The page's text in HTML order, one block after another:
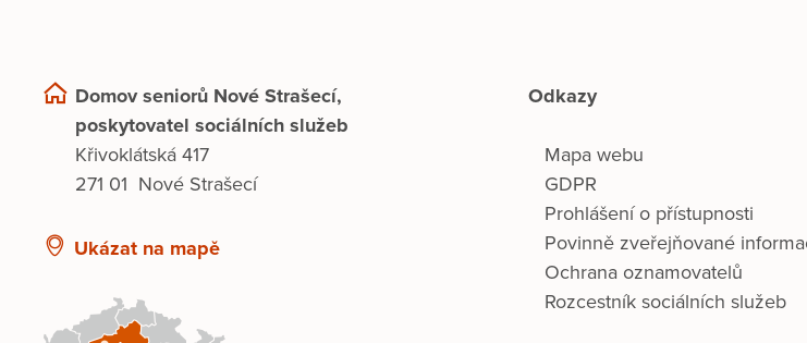
Domov seniorů Nové Strašecí,
poskytovatel sociálních služeb
Křivoklátská 417
271 01 Nové Strašecí
Ukázat na mapě
Odkazy
Mapa webu
GDPR
Prohlášení o přístupnosti
Povinně zveřejňované
Ochrana oznamovatelů
Rozcestník sociálních služeb